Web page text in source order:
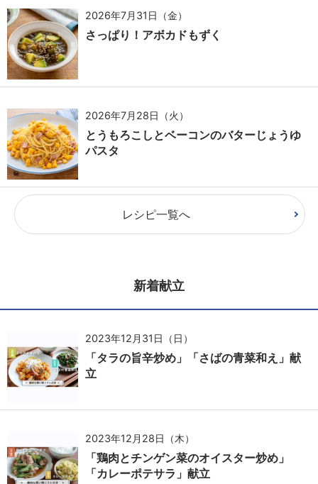
2026年7月31日（金）
さっぱり！アボカドもずく
2026年7月28日（火）
とうもろこしとベーコンのバターじょうゆ
パスタ
レシピ一覧へ
新着献立
2023年12月31日（日）
「タラの旨辛炒め」「さばの青菜和え」献
立
2023年12月28日（木）
「鶏肉とチンゲン菜のオイスター炒め」
「カレーポテサラ」献立